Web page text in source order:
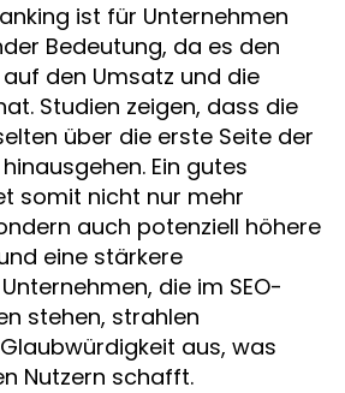
ist für Unternehmen
Bedeutung, da es den
den Umsatz und die
Studien zeigen, dass die
über die erste Seite der
Ein gutes
somit nicht nur mehr
auch potenziell höhere
eine stärkere
die im SEO-
stehen, strahlen
aus, was
Nutzern schafft.